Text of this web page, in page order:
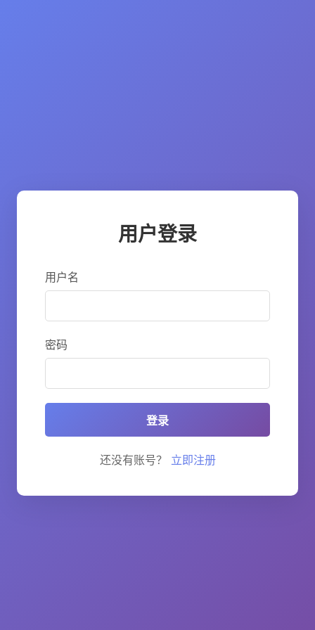
用户登录
用户名
密码
登录
还没有账号？ 立即注册